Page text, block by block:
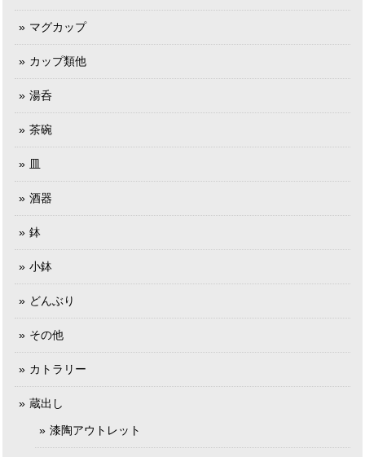
マグカップ
カップ類他
湯呑
茶碗
皿
酒器
鉢
小鉢
どんぶり
その他
カトラリー
蔵出し
漆陶アウトレット